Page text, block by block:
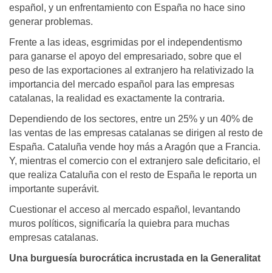
español, y un enfrentamiento con España no hace sino
generar problemas.
Frente a las ideas, esgrimidas por el independentismo
para ganarse el apoyo del empresariado, sobre que el
peso de las exportaciones al extranjero ha relativizado la
importancia del mercado español para las empresas
catalanas, la realidad es exactamente la contraria.
Dependiendo de los sectores, entre un 25% y un 40% de
las ventas de las empresas catalanas se dirigen al resto de
España. Cataluña vende hoy más a Aragón que a Francia.
Y, mientras el comercio con el extranjero sale deficitario, el
que realiza Cataluña con el resto de España le reporta un
importante superávit.
Cuestionar el acceso al mercado español, levantando
muros políticos, significaría la quiebra para muchas
empresas catalanas.
Una burguesía burocrática incrustada en la Generalitat